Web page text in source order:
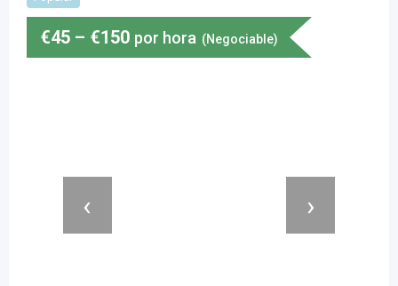
€45 – €150 por hora (Negociable)
‹ ›